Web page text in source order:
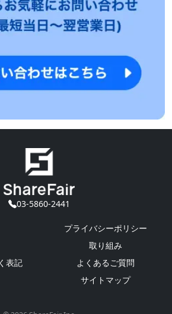
03-5860-2441
プライバシーポリシー
取り組み
表記
よくあるご質問
サイトマップ